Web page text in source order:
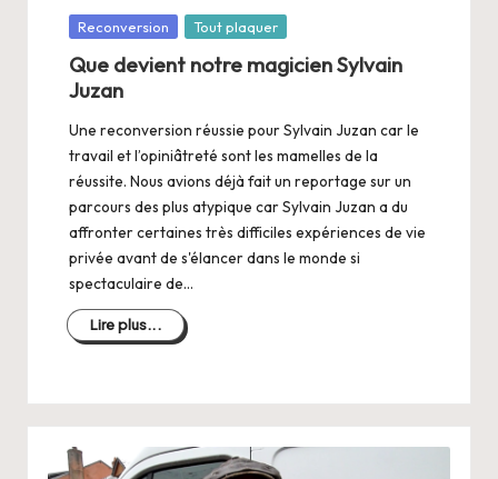
Posté
Reconversion Tout plaquer
Que devient notre magicien Sylvain
Juzan
Une reconversion réussie pour Sylvain Juzan car le
travail et l’opiniâtreté sont les mamelles de la
réussite. Nous avions déjà fait un reportage sur un
parcours des plus atypique car Sylvain Juzan a du
affronter certaines très difficiles expériences de vie
privée avant de s'élancer dans le monde si
spectaculaire de…
Lire plus...